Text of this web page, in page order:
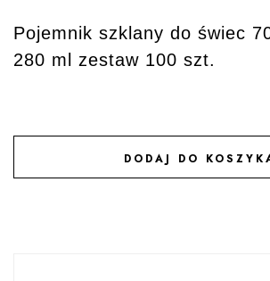
Pojemnik szklany do świec
280 ml zestaw 100 szt.
DODAJ DO
DODAJ DO